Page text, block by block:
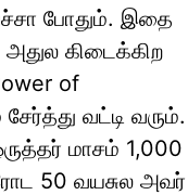
போதும். இதை
கிடைக்கிற
of
வட்டி வரும்.
மாசம் 1,000
50 வயசுல அவர்